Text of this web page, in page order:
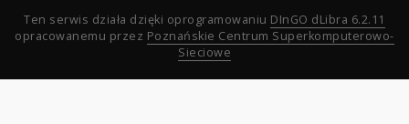
Ten serwis działa dzięki oprogramowaniu DInGO dLibra 6.2.11
opracowanemu przez Poznańskie Centrum Superkomputerowo-
Sieciowe